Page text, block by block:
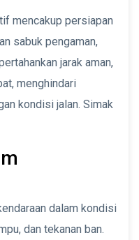
mencakup persiapan
sabuk pengaman,
jarak aman,
menghindari
kondisi jalan. Simak
dalam kondisi
dan tekanan ban.